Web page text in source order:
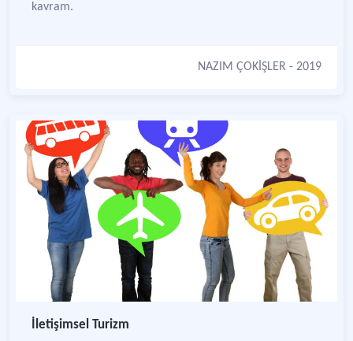
kavram.
NAZIM ÇOKİŞLER - 2019
İletişimsel Turizm